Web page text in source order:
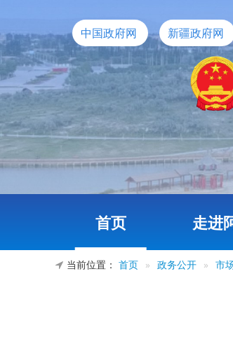
中国政府网 新疆政府网
首页 走进
当前位置： 首页 » 政务公开 » 市